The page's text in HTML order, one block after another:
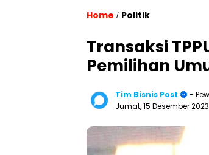
Home / Politik
Transaksi
Pemilihan
Tim Bisnis Post
-
Jumat, 15 Desember 2023